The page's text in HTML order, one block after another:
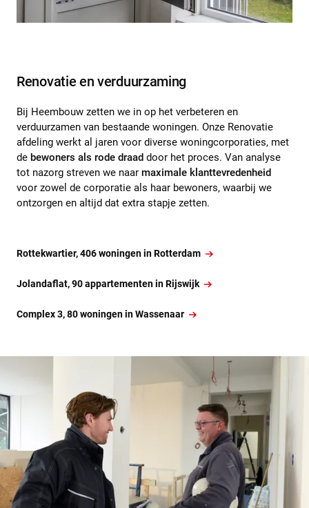
Renovatie en verduurzaming
Bij Heembouw zetten we in op het verbeteren en
verduurzamen van bestaande woningen. Onze Renovatie
afdeling werkt al jaren voor diverse woningcorporaties, met
de bewoners als rode draad door het proces. Van analyse
tot nazorg streven we naar maximale klanttevredenheid
voor zowel de corporatie als haar bewoners, waarbij we
ontzorgen en altijd dat extra stapje zetten.
Rottekwartier, 406 woningen in Rotterdam
Jolandaflat, 90 appartementen in Rijswijk
Complex 3, 80 woningen in Wassenaar